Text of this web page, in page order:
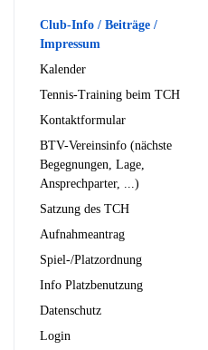
Club-Info / Beiträge /
Impressum
Kalender
Tennis-Training beim TCH
Kontaktformular
BTV-Vereinsinfo (nächste
Begegnungen, Lage,
Ansprechparter, ...)
Satzung des TCH
Aufnahmeantrag
Spiel-/Platzordnung
Info Platzbenutzung
Datenschutz
Login